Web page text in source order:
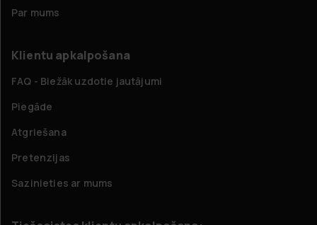
Par mums
Klientu apkalpošana
FAQ - Biežāk uzdotie jautājumi
Piegāde
Atgriešana
Pretenzijas
Sazinieties ar mums